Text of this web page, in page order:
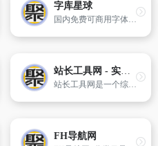
字库星球
国内免费可商用字体平台 &#8211; 下免费可商用字体，找字体教程资讯，尽在字库星球！
站长工具网 - 实用的在线工具、网址大全及软件下载站
站长工具网是一个综合性的在线工具平台，提供免费的在线工具、软件下载、编程技术、网站源码素材及网址大全等资源分享，致力为中国站长提供便捷实用的在线工具箱！
FH导航网